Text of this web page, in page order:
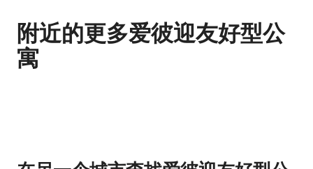
附近的更多爱彼迎友好型公
寓